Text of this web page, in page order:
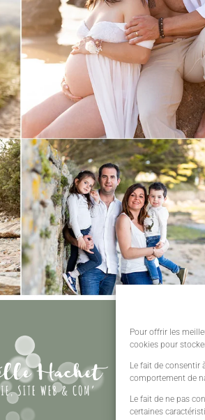
Pour offrir les
cookies pour
Le fait de consentir
comportement de
Le fait de ne pas
certaines